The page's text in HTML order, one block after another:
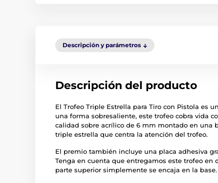
Descripción y parámetros
Descripción del producto
El Trofeo Triple Estrella para Tiro con Pistola es
una forma sobresaliente, este trofeo cobra vida
calidad sobre acrílico de 6 mm montado en una
triple estrella que centra la atención del trofeo.
El premio también incluye una placa adhesiva
Tenga en cuenta que entregamos este trofeo en
parte superior simplemente se encaja en la base.